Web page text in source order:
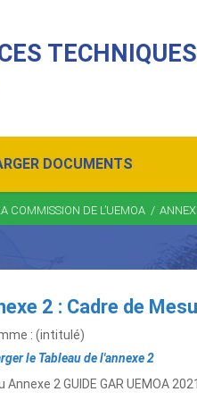
TECHNIQUES
DOCUMENTS
COMMISSION DE L’UEMOA /
2 : Cadre de
: (intitulé)
le Tableau de l'annexe 2
Annexe 2 GUIDE GAR UEMOA